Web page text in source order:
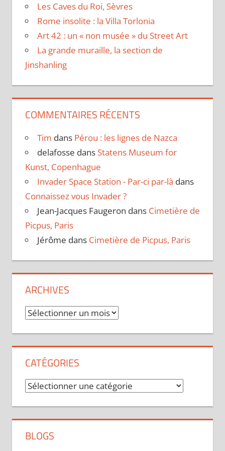
Les Caves du Roi, Sèvres
Rome insolite : la Villa Torlonia
Art 42 : un « non musée » du Street Art
La grande muraille, la section de
Jinshanling
COMMENTAIRES RÉCENTS
Tim dans Pérou : les lignes de Nazca
delafosse dans Statens Museum for
Kunst, Copenhague
Invader Space Station - Par-ci par-là dans
Connaissez vous Invader ?
Jean-Jacques Faugeron dans Cimetière de
Picpus, Paris
Jérôme dans Cimetière de Picpus, Paris
ARCHIVES
Archives
CATÉGORIES
Catégories
BLOGS